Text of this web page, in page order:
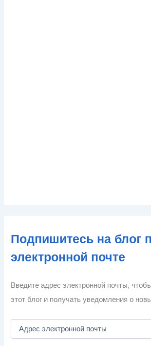
Подпишитесь на блог
электронной почте
Введите адрес электронной почты,
этот блог и получать уведомления о